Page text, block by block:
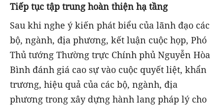
Tiếp tục tập trung hoàn thiện hạ tầng
Sau khi nghe ý kiến phát biểu của lãnh đạo các
bộ, ngành, địa phương, kết luận cuộc họp, Phó
Thủ tướng Thường trực Chính phủ Nguyễn Hòa
Bình đánh giá cao sự vào cuộc quyết liệt, khẩn
trương, hiệu quả của các bộ, ngành, địa
phương trong xây dựng hành lang pháp lý cho